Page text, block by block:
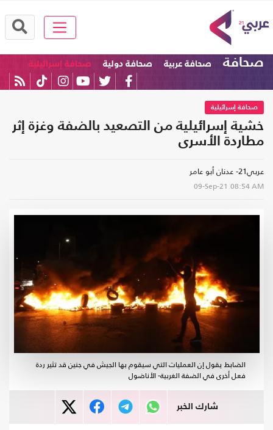
صحافة صحافة عربية صحافة دولية صحافة إسرائيلية
صحافة إسرائيلية
خشية إسرائيلية من التصعيد بالضفة وغزة إثر
مطاردة الأسرى
عربي21- عدنان أبو عامر
09-Sep-21 08:54 AM
الضابط يقول إن العمليات التي سيقوم بها الجيش في جنين قد تثير ردة
فعل أخرى في الضفة الغربية- الأناضول
شارك الخبر